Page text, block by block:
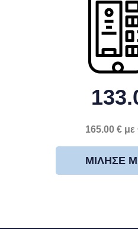
165.00 €
ΜΊΛΗΣΕ